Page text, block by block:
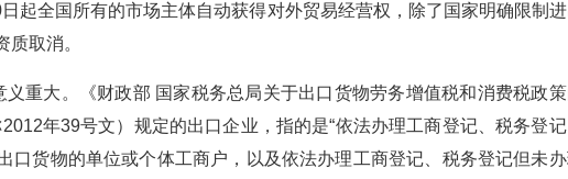
起全国所有的市场主体自动获得对外贸易经营权，除了国家明确限制进
取消。
重大。《财政部 国家税务总局关于出口货物劳务增值税和消费税政
年39号文）规定的出口企业，指的是“依法办理工商登记、税务登记
口货物的单位或个体工商户，以及依法办理工商登记、税务登记但未